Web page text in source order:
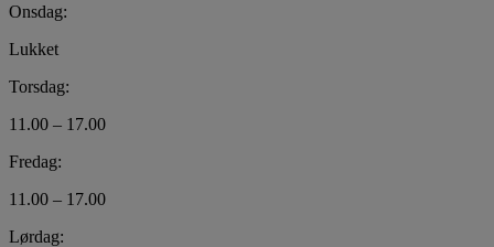
Onsdag:
Lukket
Torsdag:
11.00 – 17.00
Fredag:
11.00 – 17.00
Lørdag: